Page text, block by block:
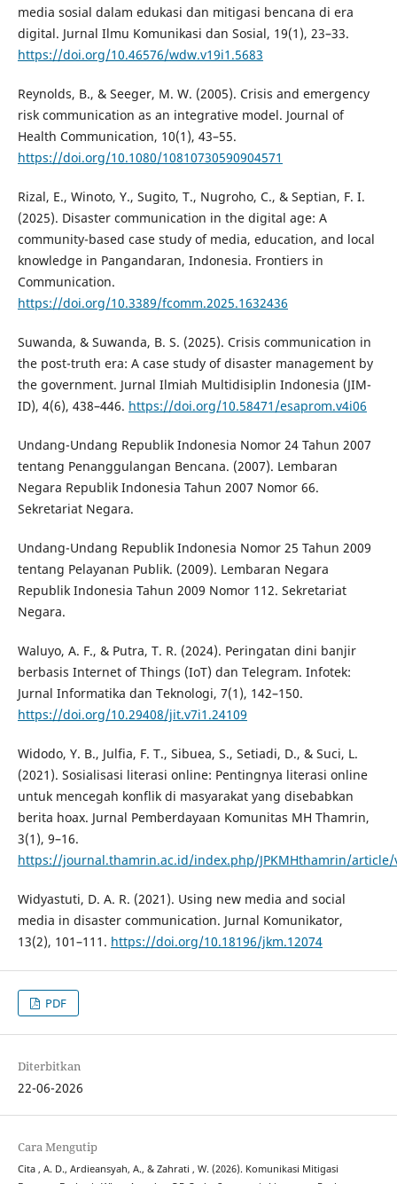
media sosial dalam edukasi dan mitigasi bencana di era
digital. Jurnal Ilmu Komunikasi dan Sosial, 19(1), 23–33.
https://doi.org/10.46576/wdw.v19i1.5683
Reynolds, B., & Seeger, M. W. (2005). Crisis and emergency
risk communication as an integrative model. Journal of
Health Communication, 10(1), 43–55.
https://doi.org/10.1080/10810730590904571
Rizal, E., Winoto, Y., Sugito, T., Nugroho, C., & Septian, F. I.
(2025). Disaster communication in the digital age: A
community-based case study of media, education, and local
knowledge in Pangandaran, Indonesia. Frontiers in
Communication.
https://doi.org/10.3389/fcomm.2025.1632436
Suwanda, & Suwanda, B. S. (2025). Crisis communication in
the post-truth era: A case study of disaster management by
the government. Jurnal Ilmiah Multidisiplin Indonesia (JIM-
ID), 4(6), 438–446. https://doi.org/10.58471/esaprom.v4i06
Undang-Undang Republik Indonesia Nomor 24 Tahun 2007
tentang Penanggulangan Bencana. (2007). Lembaran
Negara Republik Indonesia Tahun 2007 Nomor 66.
Sekretariat Negara.
Undang-Undang Republik Indonesia Nomor 25 Tahun 2009
tentang Pelayanan Publik. (2009). Lembaran Negara
Republik Indonesia Tahun 2009 Nomor 112. Sekretariat
Negara.
Waluyo, A. F., & Putra, T. R. (2024). Peringatan dini banjir
berbasis Internet of Things (IoT) dan Telegram. Infotek:
Jurnal Informatika dan Teknologi, 7(1), 142–150.
https://doi.org/10.29408/jit.v7i1.24109
Widodo, Y. B., Julfia, F. T., Sibuea, S., Setiadi, D., & Suci, L.
(2021). Sosialisasi literasi online: Pentingnya literasi online
untuk mencegah konflik di masyarakat yang disebabkan
berita hoax. Jurnal Pemberdayaan Komunitas MH Thamrin,
3(1), 9–16.
https://journal.thamrin.ac.id/index.php/JPKMHthamrin/article/
Widyastuti, D. A. R. (2021). Using new media and social
media in disaster communication. Jurnal Komunikator,
13(2), 101–111. https://doi.org/10.18196/jkm.12074
PDF
Diterbitkan
22-06-2026
Cara Mengutip
Cita , A. D., Ardieansyah, A., & Zahrati , W. (2026). Komunikasi Mitigasi